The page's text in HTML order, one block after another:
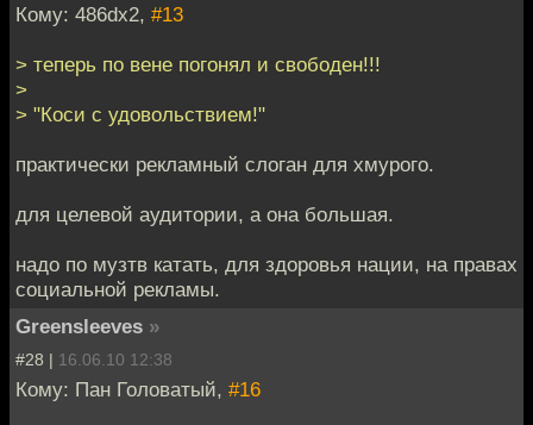
Кому: 486dx2, #13
> теперь по вене погонял и свободен!!!
>
> "Коси с удовольствием!"
практически рекламный слоган для хмурого.
для целевой аудитории, а она большая.
надо по музтв катать, для здоровья нации, на правах
социальной рекламы.
Greensleeves »
#28 | 16.06.10 12:38
Кому: Пан Головатый, #16